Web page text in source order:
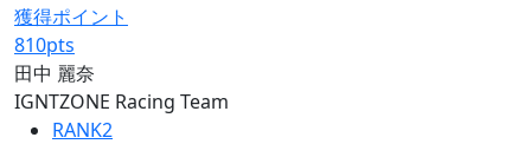
獲得ポイント
810pts
田中 麗奈
IGNTZONE Racing Team
RANK2